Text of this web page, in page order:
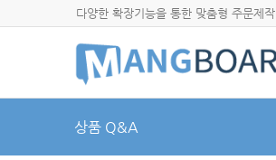
다양한 확장기능을 통한 맞춤형 주문제작
상품 Q&A